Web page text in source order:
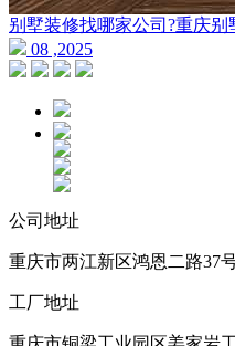
别墅装修找哪家公司?重庆别
08 ,2025
公司地址
重庆市两江新区鸿恩二路37
工厂地址